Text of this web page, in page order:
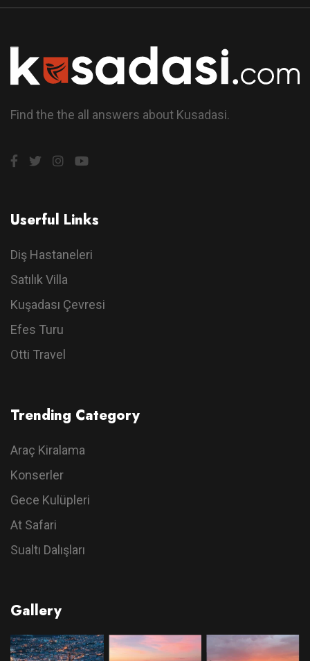
Find the the all answers about Kusadasi.
Userful Links
Diş Hastaneleri
Satılık Villa
Kuşadası Çevresi
Efes Turu
Otti Travel
Trending Category
Araç Kiralama
Konserler
Gece Kulüpleri
At Safari
Sualtı Dalışları
Gallery